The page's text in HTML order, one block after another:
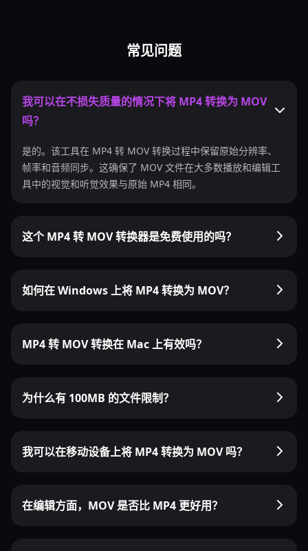
常见问题
我可以在不损失质量的情况下将 MP4 转换为 MOV
吗？
是的。该工具在 MP4 转 MOV 转换过程中保留原始分辨率、
帧率和音频同步。这确保了 MOV 文件在大多数播放和编辑工
具中的视觉和听觉效果与原始 MP4 相同。
这个 MP4 转 MOV 转换器是免费使用的吗？
如何在 Windows 上将 MP4 转换为 MOV？
MP4 转 MOV 转换在 Mac 上有效吗？
为什么有 100MB 的文件限制？
我可以在移动设备上将 MP4 转换为 MOV 吗？
在编辑方面，MOV 是否比 MP4 更好用？